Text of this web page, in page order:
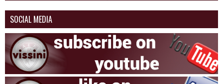
SOCIAL MEDIA